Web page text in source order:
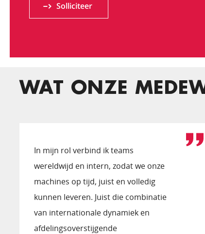
Solliciteer
WAT ONZE
In mijn rol verbind ik teams
wereldwijd en intern, zodat we onze
machines op tijd, juist en volledig
kunnen leveren. Juist die combinatie
van internationale dynamiek en
afdelings­overstijgende